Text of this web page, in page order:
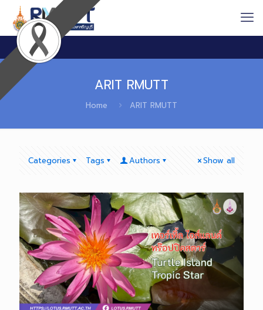
ARIT RMUTT
Home ARIT RMUTT
Categories Tags Authors Show all